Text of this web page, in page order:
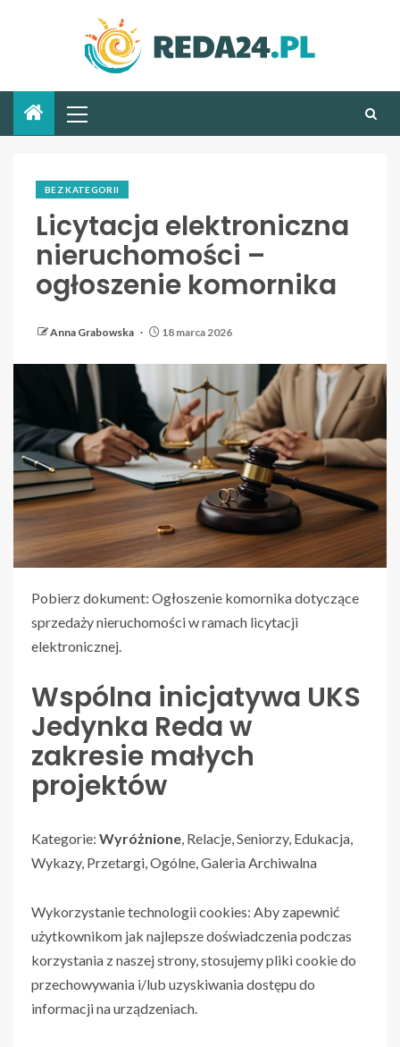
BEZ KATEGORII
Licytacja elektroniczna
nieruchomości –
ogłoszenie komornika
Anna Grabowska 18 marca 2026
Pobierz dokument: Ogłoszenie komornika dotyczące
sprzedaży nieruchomości w ramach licytacji
elektronicznej.
Wspólna inicjatywa UKS
Jedynka Reda w
zakresie małych
projektów
Kategorie: Wyróżnione, Relacje, Seniorzy, Edukacja,
Wykazy, Przetargi, Ogólne, Galeria Archiwalna
Wykorzystanie technologii cookies: Aby zapewnić
użytkownikom jak najlepsze doświadczenia podczas
korzystania z naszej strony, stosujemy pliki cookie do
przechowywania i/lub uzyskiwania dostępu do
informacji na urządzeniach.